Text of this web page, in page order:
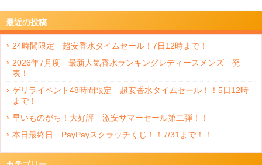
最近の投稿
24時間限定 超安香水タイムセール！7日12時まで！
2026年7月度 最新人気香水ランキングレディースメンズ 発
表！
ゲリライベント48時間限定 超安香水タイムセール！！5日12時
まで！
早いものがち！大好評 激安サマーセール第二弾！！
本日最終日 PayPayスクラッチくじ！！7/31まで！！